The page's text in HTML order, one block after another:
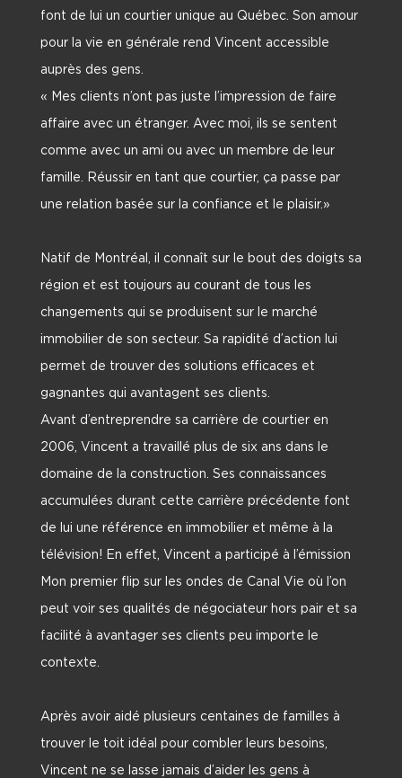
font de lui un courtier unique au Québec. Son amour
pour la vie en générale rend Vincent accessible
auprès des gens.
« Mes clients n’ont pas juste l’impression de faire
affaire avec un étranger. Avec moi, ils se sentent
comme avec un ami ou avec un membre de leur
famille. Réussir en tant que courtier, ça passe par
une relation basée sur la confiance et le plaisir.»
Natif de Montréal, il connaît sur le bout des doigts sa
région et est toujours au courant de tous les
changements qui se produisent sur le marché
immobilier de son secteur. Sa rapidité d’action lui
permet de trouver des solutions efficaces et
gagnantes qui avantagent ses clients.
Avant d’entreprendre sa carrière de courtier en
2006, Vincent a travaillé plus de six ans dans le
domaine de la construction. Ses connaissances
accumulées durant cette carrière précédente font
de lui une référence en immobilier et même à la
télévision! En effet, Vincent a participé à l’émission
Mon premier flip sur les ondes de Canal Vie où l’on
peut voir ses qualités de négociateur hors pair et sa
facilité à avantager ses clients peu importe le
contexte.
Après avoir aidé plusieurs centaines de familles à
trouver le toit idéal pour combler leurs besoins,
Vincent ne se lasse jamais d’aider les gens à